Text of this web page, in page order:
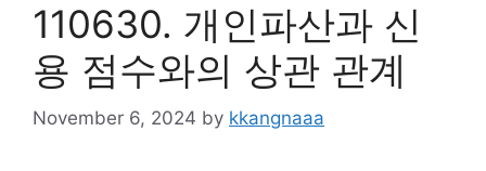
110630. 개인파산과 신
용 점수와의 상관 관계
November 6, 2024 by kkangnaaa